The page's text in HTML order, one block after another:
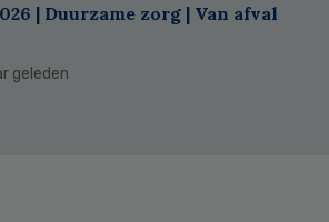
| Duurzame zorg | Van afval
geleden